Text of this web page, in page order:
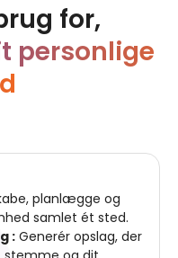
for,
personlige
planlægge og
samlet ét sted.
: Generér opslag, der